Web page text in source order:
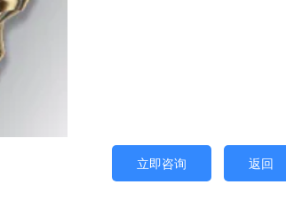
立即咨询 返回